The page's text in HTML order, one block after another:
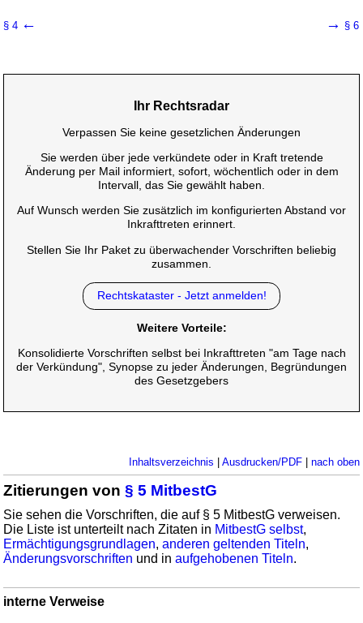
§ 4 ← → § 6
Ihr Rechtsradar
Verpassen Sie keine gesetzlichen Änderungen
Sie werden über jede verkündete oder in Kraft tretende
Änderung per Mail informiert, sofort, wöchentlich oder in dem
Intervall, das Sie gewählt haben.
Auf Wunsch werden Sie zusätzlich im konfigurierten Abstand vor
Inkrafttreten erinnert.
Stellen Sie Ihr Paket zu überwachender Vorschriften beliebig
zusammen.
Rechtskataster - Jetzt anmelden!
Weitere Vorteile:
Konsolidierte Vorschriften selbst bei Inkrafttreten "am Tage nach
der Verkündung", Synopse zu jeder Änderungen, Begründungen
des Gesetzgebers
Inhaltsverzeichnis Ausdrucken/PDF| nach oben
Zitierungen von§ 5 MitbestG
Sie sehen die Vorschriften, die auf § 5 MitbestG verweisen.
Die Liste ist unterteilt nach Zitaten in MitbestG selbst,
Ermächtigungsgrundlagen,anderen geltenden Titeln,
Änderungsvorschriften und inaufgehobenen Titeln.
interne Verweise